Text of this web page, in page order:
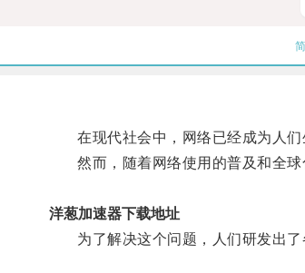
在现代社会中，网络已经成为人们
然而，随着网络使用的普及和全球
洋葱加速器下载地址
为了解决这个问题，人们研发出了